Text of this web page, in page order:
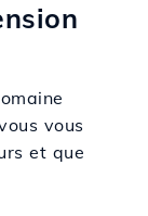
vous
et que